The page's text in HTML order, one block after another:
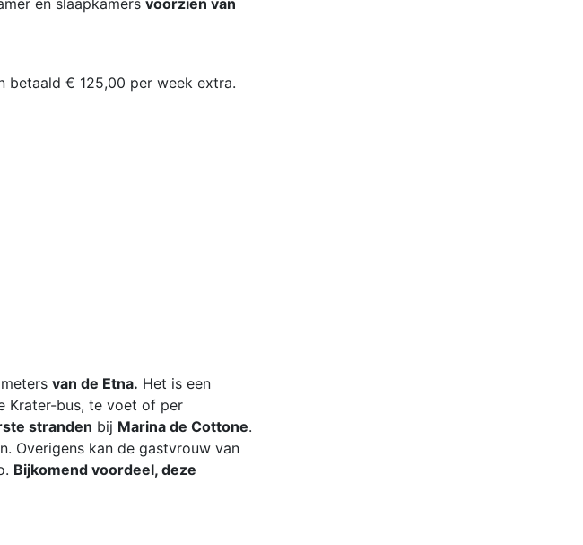
en slaapkamers voorzien van
betaald € 125,00 per week extra.
van de Etna. Het is een
Krater-bus, te voet of per
stranden bij Marina de Cottone.
Overigens kan de gastvrouw van
Bijkomend voordeel, deze